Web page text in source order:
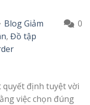
Blog Giảm
, Đồ tập
0
định tuyệt vời
việc chọn đúng